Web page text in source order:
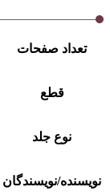
تعداد صفحات
قطع
نوع جلد
نویسنده/نویسندگان